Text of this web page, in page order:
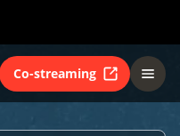
Co-streaming